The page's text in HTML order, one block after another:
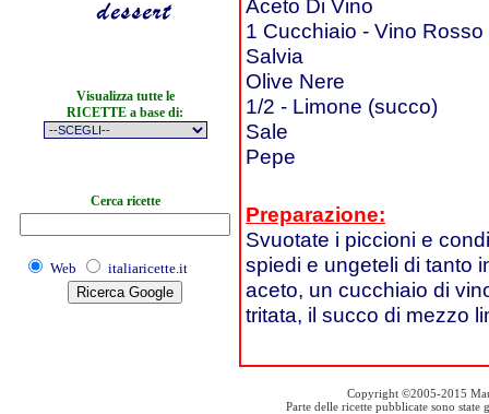
Visualizza tutte le
RICETTE a base di:
Cerca ricette
Web italiaricette.it
Aceto Di Vino
1 Cucchiaio - Vino Rosso
Salvia
Olive Nere
1/2 - Limone (succo)
Sale
Pepe
Preparazione:
Svuotate i piccioni e
spiedi e ungeteli di tanto
aceto, un cucchiaio di
tritata, il succo di mezzo
Copyright ©2005-2015
Parte delle ricette pubblicate sono state